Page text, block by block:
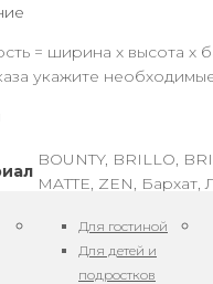
Для гостиной
Для детей и
подростков
= ширина х высота х
укажите
BOUNTY, BRILLO,
MATTE, ZEN,
товары